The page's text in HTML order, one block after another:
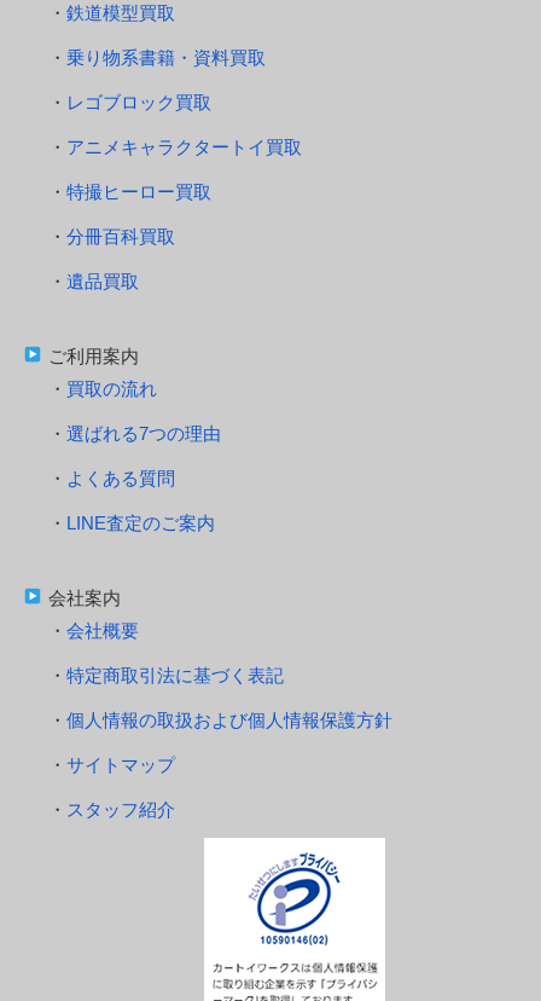
鉄道模型買取
乗り物系書籍・資料買取
レゴブロック買取
アニメキャラクタートイ買取
特撮ヒーロー買取
分冊百科買取
遺品買取
ご利用案内
買取の流れ
選ばれる7つの理由
よくある質問
LINE査定のご案内
会社案内
会社概要
特定商取引法に基づく表記
個人情報の取扱および個人情報保護方針
サイトマップ
スタッフ紹介